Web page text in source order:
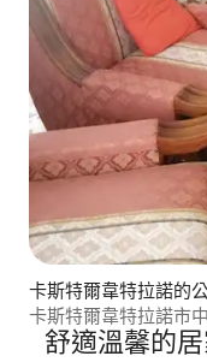
卡斯特爾韋特拉諾的
卡斯特爾韋特拉諾市
舒適溫馨的